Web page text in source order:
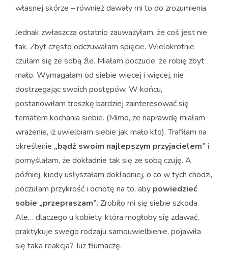
własnej skórze – również dawały mi to do zrozumienia.
Jednak zwłaszcza ostatnio zauważyłam, że coś jest nie
tak. Zbyt często odczuwałam spięcie. Wielokrotnie
czułam się ze sobą źle. Miałam poczucie, że robię zbyt
mało. Wymagałam od siebie więcej i więcej, nie
dostrzegając swoich postępów. W końcu,
postanowiłam troszkę bardziej zainteresować się
tematem kochania siebie. (Mimo, że naprawdę miałam
wrażenie, iż uwielbiam siebie jak mało kto). Trafiłam na
określenie „bądź swoim najlepszym przyjacielem” i
pomyślałam, że dokładnie tak się ze sobą czuję. A
później, kiedy usłyszałam dokładniej, o co w tych chodzi,
poczułam przykrość i ochotę na to, aby powiedzieć
sobie „przepraszam”. Zrobiło mi się siebie szkoda.
Ale… dlaczego u kobiety, która mogłoby się zdawać,
praktykuje swego rodzaju samouwielbienie, pojawiła
się taka reakcja? Już tłumaczę.